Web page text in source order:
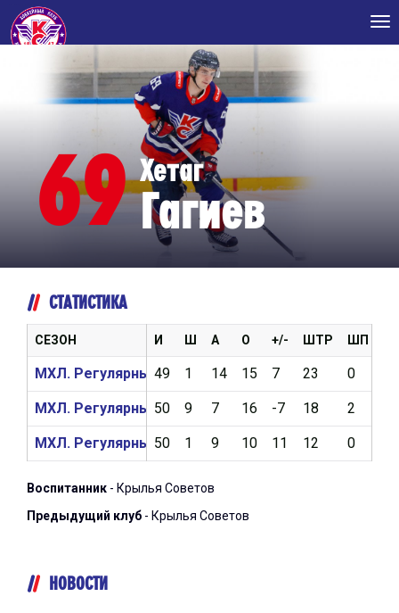
69 Хетаг
Гагиев
СТАТИСТИКА
И Ш А О +/- ШТР ШП
49 1 14 15 7 23 0
50 9 7 16 -7 18 2
50 1 9 10 11 12 0
СЕЗОН
МХЛ. Регулярный чемпионат 2025/2026
МХЛ. Регулярный чемпионат 2024/2025
МХЛ. Регулярный чемпионат 2023/2024
Воспитанник - Крылья Советов
Предыдущий клуб - Крылья Советов
НОВОСТИ